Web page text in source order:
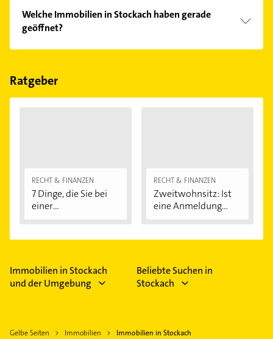
Welche Immobilien in Stockach haben gerade
geöffnet?
Im Anbieter-Bereich finden Sie alleÖffnungszeiten.
Feiertagen abweichen können.
Ratgeber
RECHT & FINANZEN
7 Dinge, die Sie bei
einer
RECHT & FINANZEN
Zweitwohnsitz: Ist
eine Anmeldung...
Immobilien in Stockach
und der Umgebung
Beliebte Suchen in
Stockach
Gelbe Seiten Immobilien Immobilien in Stockach